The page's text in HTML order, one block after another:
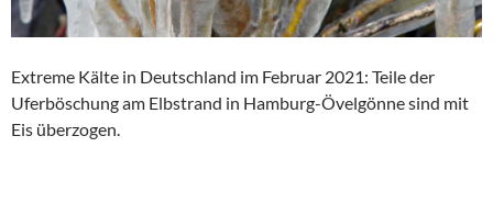
Extreme Kälte in Deutschland im Februar 2021: Teile der
Uferböschung am Elbstrand in Hamburg-Övelgönne sind mit
Eis überzogen.